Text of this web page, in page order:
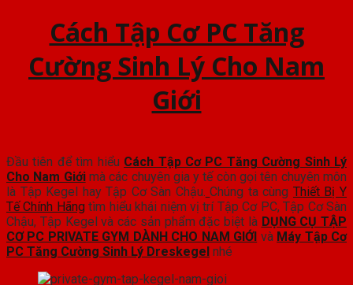
Cách Tập Cơ PC Tăng
Cường Sinh Lý Cho Nam
Giới
Đầu tiên để tìm hiểu Cách Tập Cơ PC Tăng Cường Sinh Lý
Cho Nam Giớimà các chuyên gia y tế còn gọi tên chuyên môn
là Tập Kegel hay Tập Cơ Sàn Chậu. Chúng ta cùng Thiết Bị Y
Tế Chính Hãngtìm hiểu khái niệm vị trí Tập Cơ PC, Tập Cơ Sàn
Chậu, Tập Kegel và các sản phẩm đặc biệt là DỤNG CỤ TẬP
CƠ PC PRIVATE GYM DÀNH CHO NAM GIỚI và Máy Tập Cơ
PC Tăng Cường Sinh Lý Dreskegel nhé